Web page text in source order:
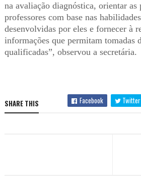
na avaliação diagnóstica, orientar as
professores com base nas
desenvolvidas por eles e fornecer à
informações que permitam tomadas
qualificadas”, observou a secretária.
SHARE THIS Facebook Twitter